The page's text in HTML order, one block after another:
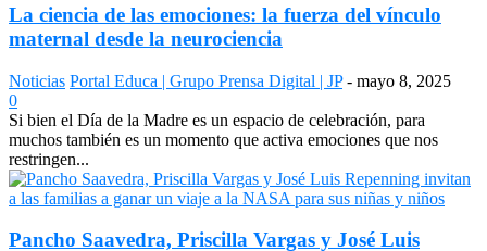
La ciencia de las emociones: la fuerza del vínculo
maternal desde la neurociencia
Noticias Portal Educa | Grupo Prensa Digital | JP - mayo 8, 2025
0
Si bien el Día de la Madre es un espacio de celebración, para
muchos también es un momento que activa emociones que nos
restringen...
Pancho Saavedra, Priscilla Vargas y José Luis